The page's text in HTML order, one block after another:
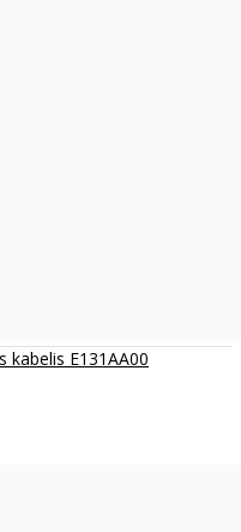
kabelis E131AA00